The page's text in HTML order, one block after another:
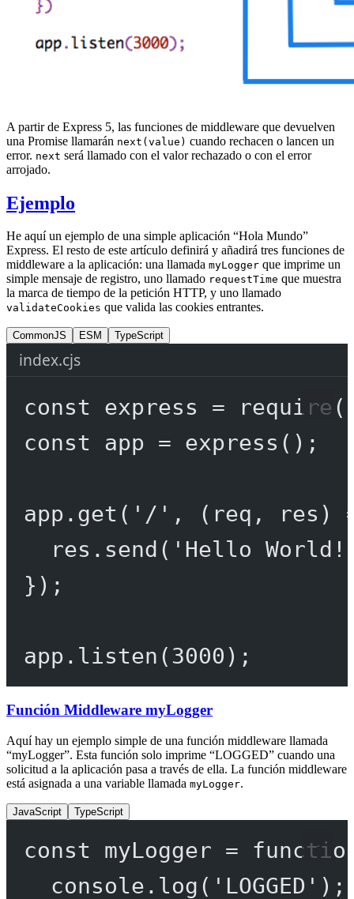
A partir de Express 5, las funciones de middleware que devuelven
una Promise llamarán next(value) cuando rechacen o lancen un
error. next será llamado con el valor rechazado o con el error
arrojado.
Ejemplo
He aquí un ejemplo de una simple aplicación “Hola Mundo”
Express. El resto de este artículo definirá y añadirá tres funciones de
middleware a la aplicación: una llamada myLogger que imprime un
simple mensaje de registro, uno llamado requestTime que muestra
la marca de tiempo de la petición HTTP, y uno llamado
validateCookies que valida las cookies entrantes.
CommonJS ESM TypeScript
index.cjs
const express = require (
const
app = express ();
app. get ( '/' , ( req , res )
res. send ( 'Hello
});
app. listen (3000 );
Función Middleware myLogger
Aquí hay un ejemplo simple de una función middleware llamada
“myLogger”. Esta función solo imprime “LOGGED” cuando una
solicitud a la aplicación pasa a través de ella. La función middleware
está asignada a una variable llamada myLogger.
JavaScript TypeScript
const myLogger =
console. log ( 'LOGGED' );